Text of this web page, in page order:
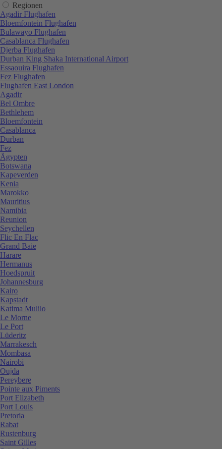
Regionen
Agadir Flughafen
Bloemfontein Flughafen
Bulawayo Flughafen
Casablanca Flughafen
Djerba Flughafen
Durban King Shaka International Airport
Essaouira Flughafen
Fez Flughafen
Flughafen East London
Agadir
Bel Ombre
Bethlehem
Bloemfontein
Casablanca
Durban
Fez
Ägypten
Botswana
Kapeverden
Kenia
Marokko
Mauritius
Namibia
Reunion
Seychellen
Flic En Flac
Grand Baie
Harare
Hermanus
Hoedspruit
Johannesburg
Kairo
Kapstadt
Katima Mulilo
Le Morne
Le Port
Lüderitz
Marrakesch
Mombasa
Nairobi
Oujda
Pereybere
Pointe aux Piments
Port Elizabeth
Port Louis
Pretoria
Rabat
Rustenburg
Saint Gilles